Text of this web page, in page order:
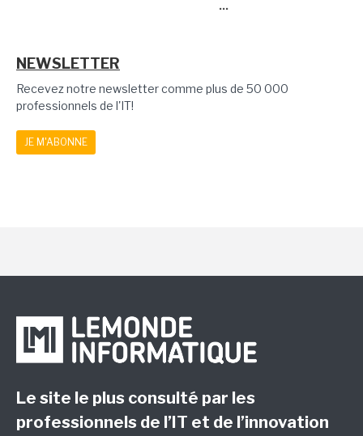
...
NEWSLETTER
Recevez notre newsletter comme plus de 50 000
professionnels de l'IT!
JE M'ABONNE
Le site le plus consulté par les
professionnels de l’IT et de l’innovation